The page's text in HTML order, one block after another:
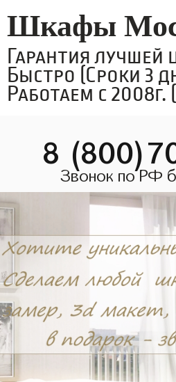
Шкафы
Гарантия лучшей
Быстро (Сроки 3
Работаем с 2008г.
8
Звонок по РФ